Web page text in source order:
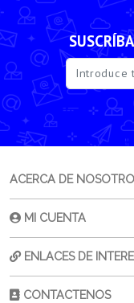
ACERCA DE
MI CUENTA
ENLACES DE
CONTACTENOS